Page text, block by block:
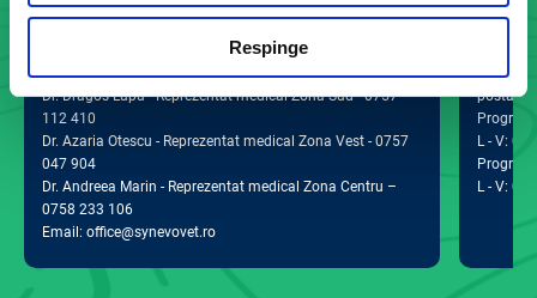
Respinge
INFOCENTER
Informatii generale: 0755 113 881
Dr. Dragos Lupu - Reprezentat medical Zona Sud - 0757
112 410
Dr. Azaria Otescu - Reprezentat medical Zona Vest - 0757
047 904
Dr. Andreea Marin - Reprezentat medical Zona Centru –
0758 233 106
Email: office@synevovet.ro
Str.
postal
L - V:
L - V: